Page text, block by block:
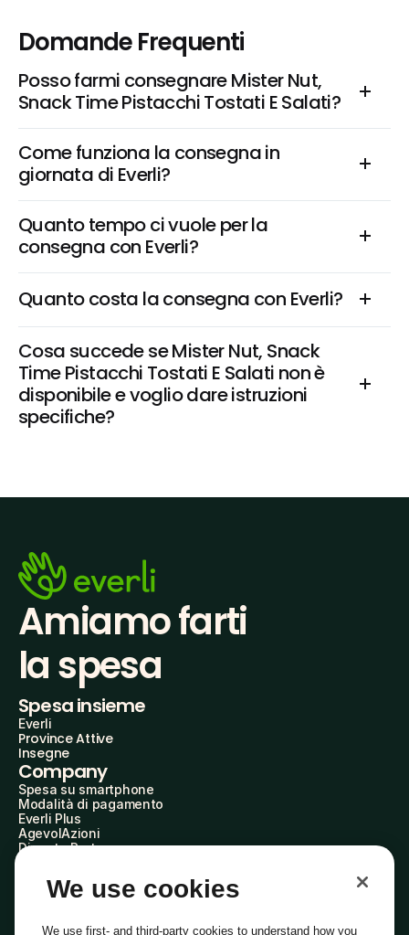
Domande Frequenti
Posso farmi consegnare Mister Nut,
Snack Time Pistacchi Tostati E Salati?
Come funziona la consegna in
giornata di Everli?
Quanto tempo ci vuole per la
consegna con Everli?
Quanto costa la consegna con Everli?
Cosa succede se Mister Nut, Snack
Time Pistacchi Tostati E Salati non è
disponibile e voglio dare istruzioni
specifiche?
Amiamo farti
la spesa
Spesa insieme
Everli
Province Attive
Insegne
Company
Spesa su smartphone
Modalità di pagamento
Everli Plus
AgevolAzioni
Diventa Partner
Everli Shoppers
About Us
Everli News
We use cookies
We use first- and third-party cookies to understand how you